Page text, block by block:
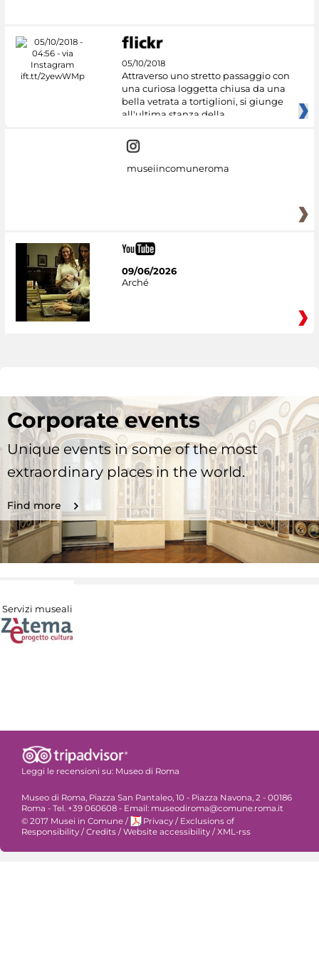
05/10/2018
Attraverso uno stretto passaggio con
una curiosa loggetta chiusa da una
bella vetrata a tortiglioni, si giunge
all'ultima stanza della
museiincomuneroma
09/06/2026
Arché
Corporate events
Unique events in some of the most
extraordinary places in the world.
Find more
Servizi museali
Leggi le recensioni su: Museo di Roma
Museo di Roma, Piazza San Pantaleo, 10 - Piazza Navona, 2 - 00186
Roma - Tel. +39 060608 - Email: museodiroma@comune.roma.it
© 2017 Musei in Comune / Privacy / Exclusions of
Responsibility / Credits / Website accessibility / XML-rss